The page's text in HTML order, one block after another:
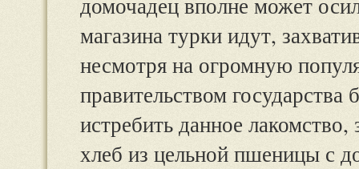
магазина турки идут,
несмотря на огромную
правительством
истребить данное
хлеб из цельной пшеницы с